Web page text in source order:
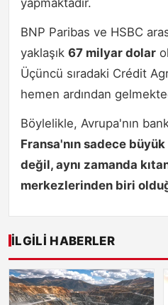
BNP Paribas ve HSBC
yaklaşık 67 milyar dolar
Üçüncü sıradaki Crédit
hemen ardından
Böylelikle, Avrupa'nın
Fransa'nın sadece
değil, aynı zamanda
merkezlerinden biri
İLGILI HABERLER